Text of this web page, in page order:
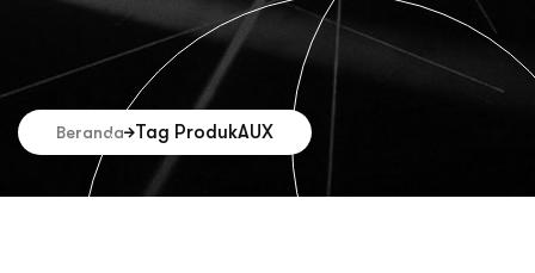
Beranda Tag ProdukAUX